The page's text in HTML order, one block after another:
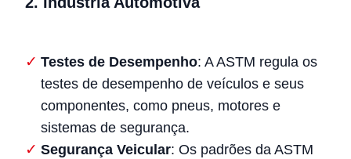
Testes de Desempenho: A ASTM regula os
testes de desempenho de veículos e seus
componentes, como pneus, motores e
sistemas de segurança.
Segurança Veicular: Os padrões da ASTM